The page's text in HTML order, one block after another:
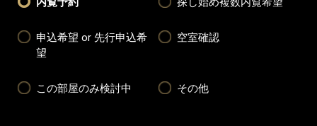
申込希望 or 先行申込希
望
空室確認
この部屋のみ検討中 その他